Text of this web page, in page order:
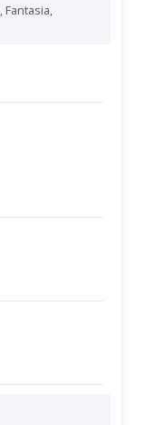
, Fantasia,